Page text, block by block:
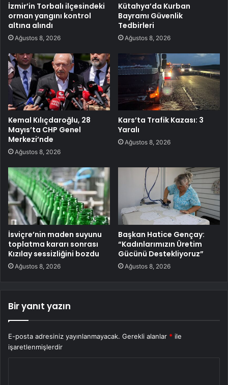
İzmir’in Torbalı ilçesindeki
orman yangını kontrol
altına alındı
Ağustos 8, 2026
Kütahya’da Kurban
Bayramı Güvenlik
Tedbirleri
Ağustos 8, 2026
Kemal Kılıçdaroğlu, 28
Mayıs’ta CHP Genel
Merkezi’nde
Ağustos 8, 2026
Kars’ta Trafik Kazası: 3
Yaralı
Ağustos 8, 2026
İsviçre’nin maden suyunu
toplatma kararı sonrası
Kızılay sessizliğini bozdu
Ağustos 8, 2026
Başkan Hatice Gençay:
“Kadınlarımızın Üretim
Gücünü Destekliyoruz”
Ağustos 8, 2026
Bir yanıt yazın
E-posta adresiniz yayınlanmayacak. Gerekli alanlar * ile
işaretlenmişlerdir